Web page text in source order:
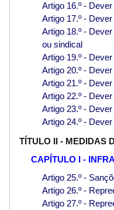
Artigo 16.º -
Artigo 17.º -
Artigo 18.º -
ou sindical
Artigo 19.º -
Artigo 20.º -
Artigo 21.º -
Artigo 22.º -
Artigo 23.º -
Artigo 24.º -
TÍTULO II - MEDIDAS
CAPÍTULO I -
Artigo 25.º -
Artigo 26.º -
Artigo 27.º -